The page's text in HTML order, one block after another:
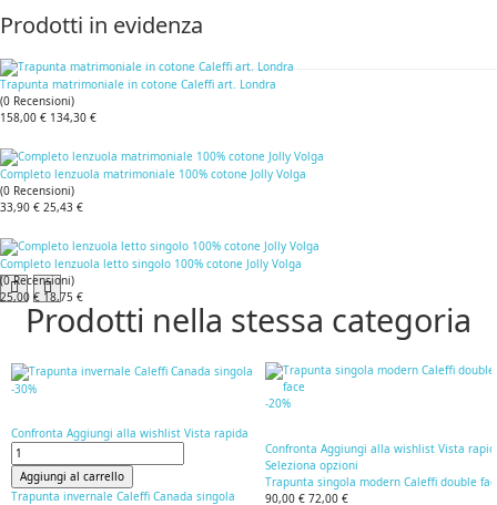
Prodotti in evidenza
Trapunta matrimoniale in cotone Caleffi art. Londra
(0 Recensioni)
158,00 € 134,30 €
Completo lenzuola matrimoniale 100% cotone Jolly Volga
(0 Recensioni)
33,90 € 25,43 €
Completo lenzuola letto singolo 100% cotone Jolly Volga
(0Recensioni)
25,00 € 18,75 €
Prodotti nella stessa categoria
-30%
Confronta Aggiungi alla wishlist Vista rapida
Aggiungi al carrello
Trapunta invernale Caleffi Canada singola
-20%
Confronta Aggiungi alla wishlist Vista
Seleziona opzioni
Trapunta singola modern Caleffi double
90,00 € 72,00 €